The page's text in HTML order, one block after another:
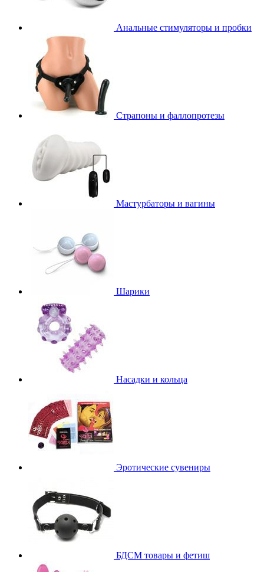
Анальные стимуляторы и пробки
Страпоны и фаллопротезы
Мастурбаторы и вагины
Шарики
Насадки и кольца
Эротические сувениры
БДСМ товары и фетиш